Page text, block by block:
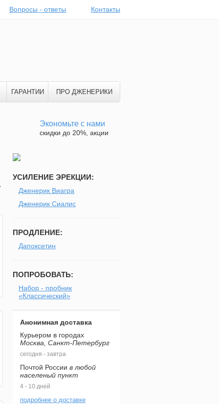
Вопросы - ответы Контакты
ГАРАНТИИ ПРО ДЖЕНЕРИКИ
Экономьте с нами
скидки до 20%, акции
УСИЛЕНИЕ ЭРЕКЦИИ:
Дженерик Виагра
Дженерик Сиалис
ПРОДЛЕНИЕ:
Дапоксетин
ПОПРОБОВАТЬ:
Набор - пробник
«Классический»
Анонимная доставка
Курьером в городах
Москва, Санкт-Петербург
сегодня - завтра
Почтой России в любой
населеный пункт
4 - 10 дней
подробнее о доставке